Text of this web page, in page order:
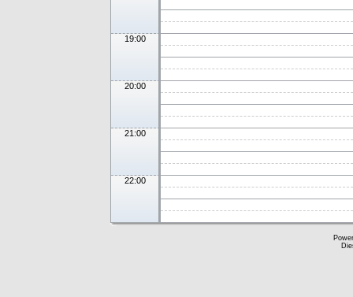
19:00
20:00
21:00
22:00